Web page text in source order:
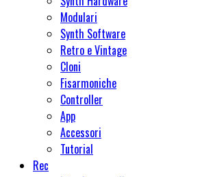
Modulari
Synth Software
Retro e Vintage
Cloni
Fisarmoniche
Controller
App
Accessori
Tutorial
Rec